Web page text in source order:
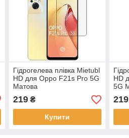
Гідрогелева плівка Mietubl
HD для Oppo F21s Pro 5G
Матова
219₴
Купити
HD
5G
219